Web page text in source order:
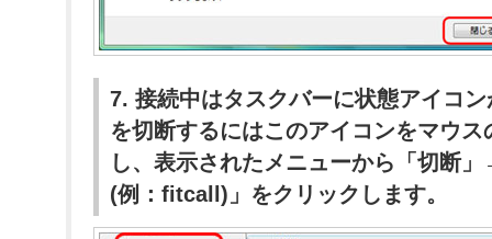
7. 接続中はタスクバーに状態アイコ
を切断するにはこのアイコンをマウ
し、表示されたメニューから「切断
(例：fitcall)」をクリックします。